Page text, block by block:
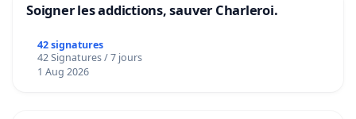
Soigner les addictions, sauver Charleroi.
42 signatures
42 Signatures / 7 jours
1 Aug 2026